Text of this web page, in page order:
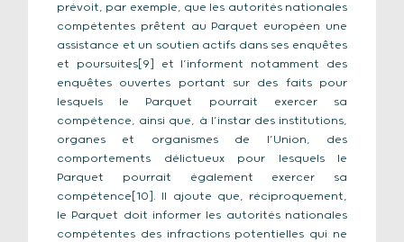
prévoit, par exemple, que les autorités nationales
compétentes prêtent au Parquet européen une
assistance et un soutien actifs dans ses enquêtes
et poursuites[9] et l’informent notamment des
enquêtes ouvertes portant sur des faits pour
lesquels le Parquet pourrait exercer sa
compétence, ainsi que, à l’instar des institutions,
organes et organismes de l’Union, des
comportements délictueux pour lesquels le
Parquet pourrait également exercer sa
compétence[10]. Il ajoute que, réciproquement,
le Parquet doit informer les autorités nationales
compétentes des infractions potentielles qui ne